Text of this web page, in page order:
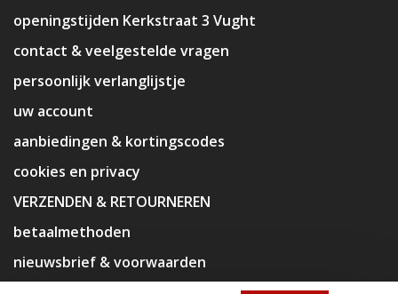
openingstijden Kerkstraat 3 Vught
contact & veelgestelde vragen
persoonlijk verlanglijstje
uw account
aanbiedingen & kortingscodes
cookies en privacy
VERZENDEN & RETOURNEREN
betaalmethoden
nieuwsbrief & voorwaarden